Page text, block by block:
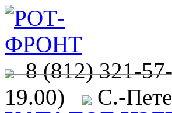
8 (812) 321-
19.00) С.-